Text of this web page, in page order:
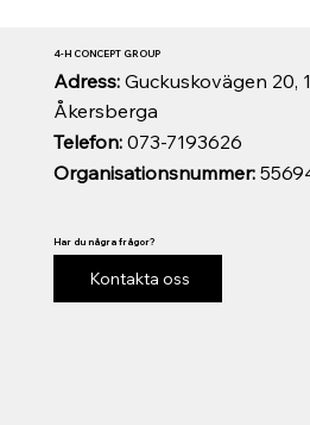
Organisationsnummer:
Telefon:073-7193626
Adress: Guckuskovägen 20,
Åkersberga
4-H CONCEPT GROUP
Har du några frågor?
Kontakta oss